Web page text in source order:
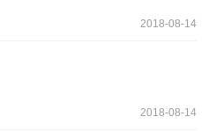
2018-08-14
2018-08-14